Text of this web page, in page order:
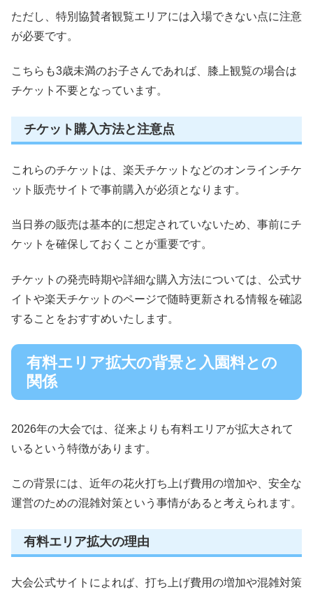
ただし、特別協賛者観覧エリアには入場できない点に注意
が必要です。
こちらも3歳未満のお子さんであれば、膝上観覧の場合は
チケット不要となっています。
チケット購入方法と注意点
これらのチケットは、楽天チケットなどのオンラインチケ
ット販売サイトで事前購入が必須となります。
当日券の販売は基本的に想定されていないため、事前にチ
ケットを確保しておくことが重要です。
チケットの発売時期や詳細な購入方法については、公式サ
イトや楽天チケットのページで随時更新される情報を確認
することをおすすめいたします。
有料エリア拡大の背景と入園料との
関係
2026年の大会では、従来よりも有料エリアが拡大されて
いるという特徴があります。
この背景には、近年の花火打ち上げ費用の増加や、安全な
運営のための混雑対策という事情があると考えられます。
有料エリア拡大の理由
大会公式サイトによれば、打ち上げ費用の増加や混雑対策